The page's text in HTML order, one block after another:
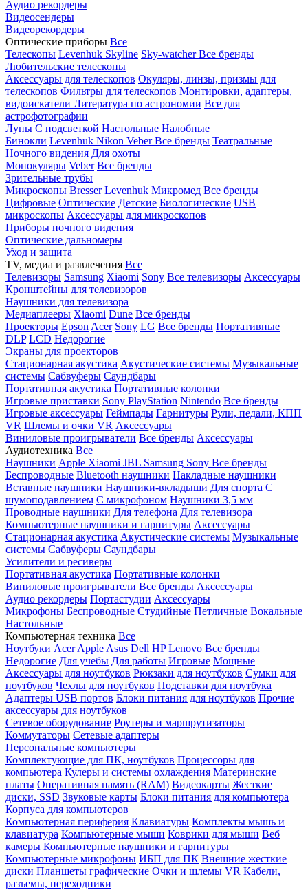
Аудио рекордеры
Видеосендеры
Видеорекордеры
Оптические приборы Все
Телескопы Levenhuk Skyline Sky-watcherВсе бренды
Любительские телескопы
Аксессуары для телескопов Окуляры, линзы, призмы для
телескопов Фильтры для телескопов Монтировки, адаптеры,
видоискатели Литература по астрономии Все для
астрофотографии
Лупы С подсветкой Настольные Налобные
Бинокли Levenhuk Nikon VeberВсе бренды Театральные
Ночного видения Для охоты
Монокуляры Veber Все бренды
Зрительные трубы
Микроскопы BresserLevenhuk Микромед Все бренды
Цифровые Оптические Детские Биологические USB
микроскопы Аксессуары для микроскопов
Приборы ночного видения
Оптические дальномеры
Уход и защита
TV, медиа и развлечения Все
Телевизоры Samsung Xiaomi Sony Все телевизоры Аксессуары
Кронштейны для телевизоров
Наушники для телевизора
Медиаплееры Xiaomi Dune Все бренды
Проекторы Epson Acer Sony LG Все бренды Портативные
DLP LCD Недорогие
Экраны для проекторов
Стационарная акустика Акустические системы Музыкальные
системы Сабвуферы Саундбары
Портативная акустика Портативные колонки
Игровые приставки Sony PlayStation Nintendo Все бренды
Игровые аксессуары Геймпады Гарнитуры Рули, педали, КПП
VR Шлемы и очки VR Аксессуары
Виниловые проигрыватели Все бренды Аксессуары
Аудиотехника Все
Наушники Apple Xiaomi JBL Samsung Sony Все бренды
Беспроводные Bluetooth наушники Накладные наушники
Вставные наушники Наушники-вкладыши Для спорта С
шумоподавлением С микрофоном Наушники 3,5 мм
Проводные наушники Для телефона Для телевизора
Компьютерные наушники и гарнитуры Аксессуары
Стационарная акустика Акустические системы Музыкальные
системы Сабвуферы Саундбары
Усилители и ресиверы
Портативная акустика Портативные колонки
Виниловые проигрыватели Все бренды Аксессуары
Аудио рекордеры Портастудии Аксессуары
Микрофоны Беспроводные Студийные Петличные Вокальные
Настольные
Компьютерная техника Все
Ноутбуки Acer Apple Asus Dell HP Lenovo Все бренды
Недорогие Для учебы Для работы Игровые Мощные
Аксессуары для ноутбуков Рюкзаки для ноутбуков Сумки для
ноутбуков Чехлы для ноутбуков Подставки для ноутбука
Адаптеры USB портов Блоки питания для ноутбуков Прочие
аксессуары для ноутбуков
Сетевое оборудование Роутеры и маршрутизаторы
Коммутаторы Сетевые адаптеры
Персональные компьютеры
Комплектующие для ПК, ноутбуков Процессоры для
компьютера Кулеры и системы охлаждения Материнские
платы Оперативная память (RAM) Видеокарты Жесткие
диски, SSD Звуковые карты Блоки питания для компьютера
Корпуса для компьютеров
Компьютерная периферия Клавиатуры Комплекты мышь и
клавиатура Компьютерные мыши Коврики для мыши Веб
камеры Компьютерные наушники и гарнитуры
Компьютерные микрофоны ИБП для ПК Внешние жесткие
диски Планшеты графические Очки и шлемы VR Кабели,
разъемы, переходники